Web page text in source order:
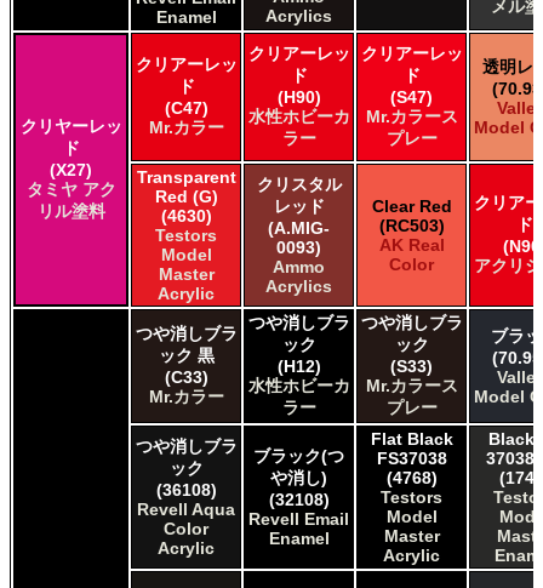
Enamel
Acrylics
メル
クリヤーレッ
ド
(X27)
タミヤ アク
リル塗料
クリアーレッ
ド
(C47)
Mr.カラー
クリアーレッ
ド
(H90)
水性ホビーカ
ラー
クリアーレッ
ド
(S47)
Mr.カラース
プレー
透明レ
Model
Transparent
Red (G)
(4630)
Testors
Model
Master
Acrylic
クリスタル
レッド
(A.MIG-
0093)
Ammo
Acrylics
Clear Red
(RC503)
AK Real
Color
クリア
ド
アクリ
つや消しブラ
ック 黒
(C33)
Mr.カラー
つや消しブラ
ック
(H12)
水性ホビーカ
ラー
つや消しブラ
ック
(S33)
Mr.カラース
プレー
ブラ
Model
つや消しブラ
ック
(36108)
Revell Aqua
Color
Acrylic
ブラック(つ
や消し)
(32108)
Revell Email
Enamel
Flat Black
FS37038
(4768)
Testors
Model
Master
Acrylic
Black
37038